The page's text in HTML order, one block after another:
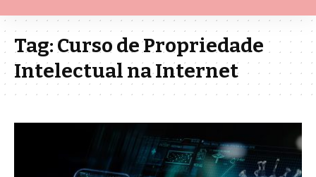
Tag:Curso de Propriedade
Intelectual na Internet